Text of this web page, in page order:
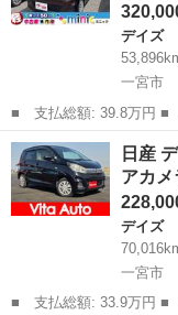
デイズ
一宮市
■ 支払総額: 39.8万円 ■ 車両本体価格： 320,000 円 ■ メーカー
名： 日産 ■ 車種名：
コーダー ＥＴＣ ナビ
ントリー 電...
愛知 一宮市 デイ
日産
アカ
デイズ
一宮市
■ 支払総額: 33.9万円 ■ 車両本体価格： 228,000 円 ■ メーカー